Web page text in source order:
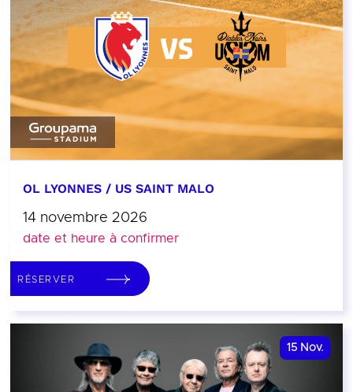
OL LYONNES / US SAINT MALO
14 novembre 2026
date et heure à confirmer
RÉSERVER
15 Nov.